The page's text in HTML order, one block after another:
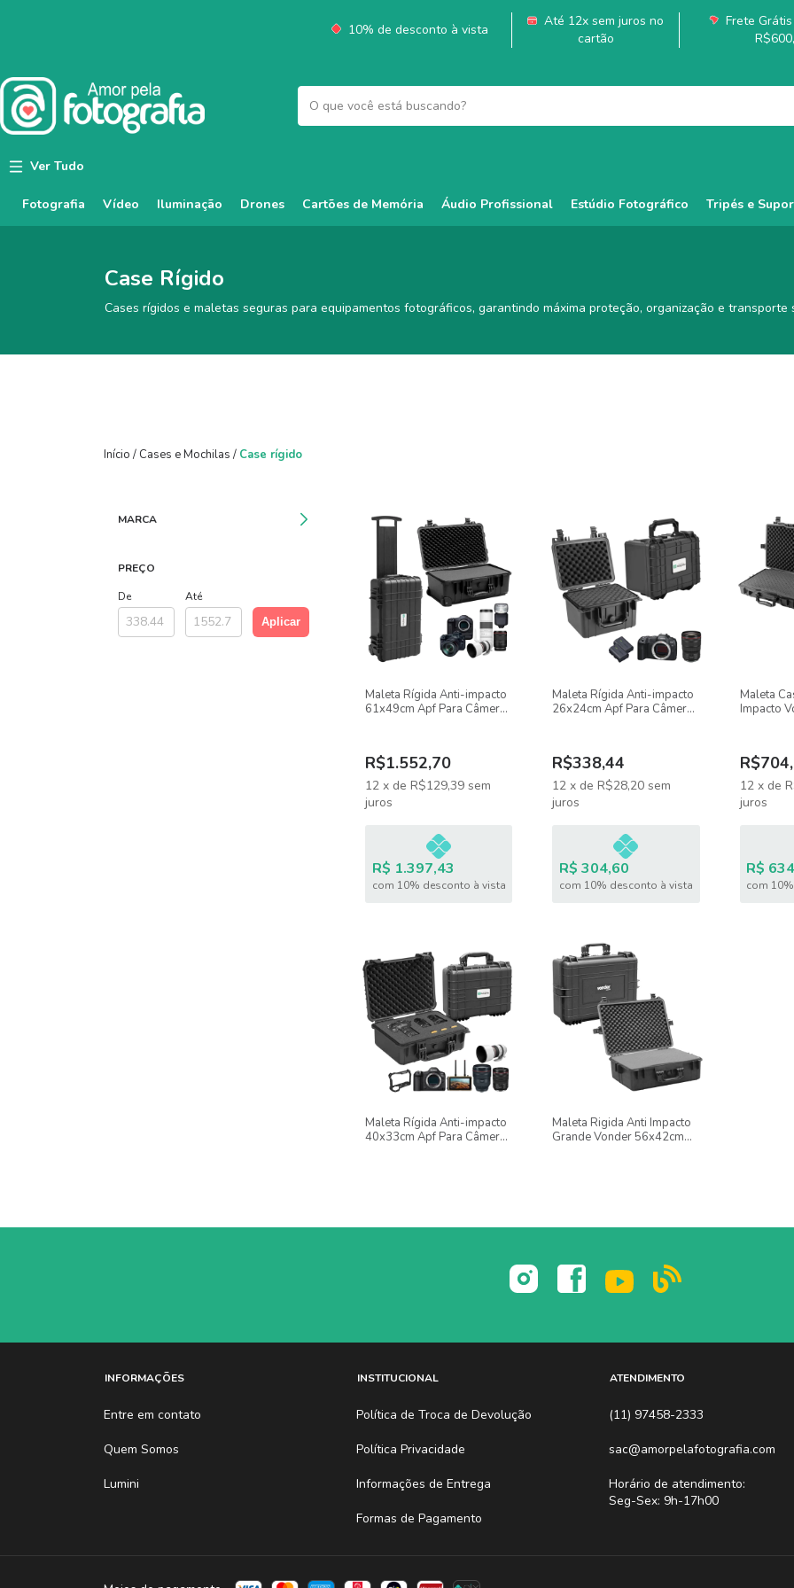
10% de desconto à vista
Até 12x sem juros no
cartão
Frete
Ver Tudo
Fotografia Vídeo Iluminação Drones Cartões de Memória Áudio Profissional Estúdio Fotográfico Tripés e
Case Rígido
Cases rígidos e maletas seguras para equipamentos fotográficos, garantindo máxima proteção, organização e transporte
Início / Cases e Mochilas / Case rígido
MARCA
PREÇO
De
Até
Aplicar
Maleta Rígida Anti-impacto
61x49cm Apf Para Câmeras
R$1.552,70
12 x de R$129,39 sem
juros
R$ 1.397,43
com 10% desconto à vista
Maleta Rígida Anti-impacto
26x24cm Apf Para Câmeras
R$338,44
12 x deR$28,20 sem
juros
R$ 304,60
com 10% desconto à vista
Maleta
Impacto
12 x de
juros
R$
com
Maleta Rígida Anti-impacto
40x33cm Apf Para Câmeras
Maleta Rigida Anti Impacto
Grande Vonder 56x42cm
INFORMAÇÕES
Entre em contato
Quem Somos
Lumini
INSTITUCIONAL
Política de Troca de Devolução
Política Privacidade
Informações de Entrega
Formas de Pagamento
ATENDIMENTO
(11) 97458-2333
sac@amorpelafotografia.com
Horário de atendimento:
Seg-Sex: 9h-17h00